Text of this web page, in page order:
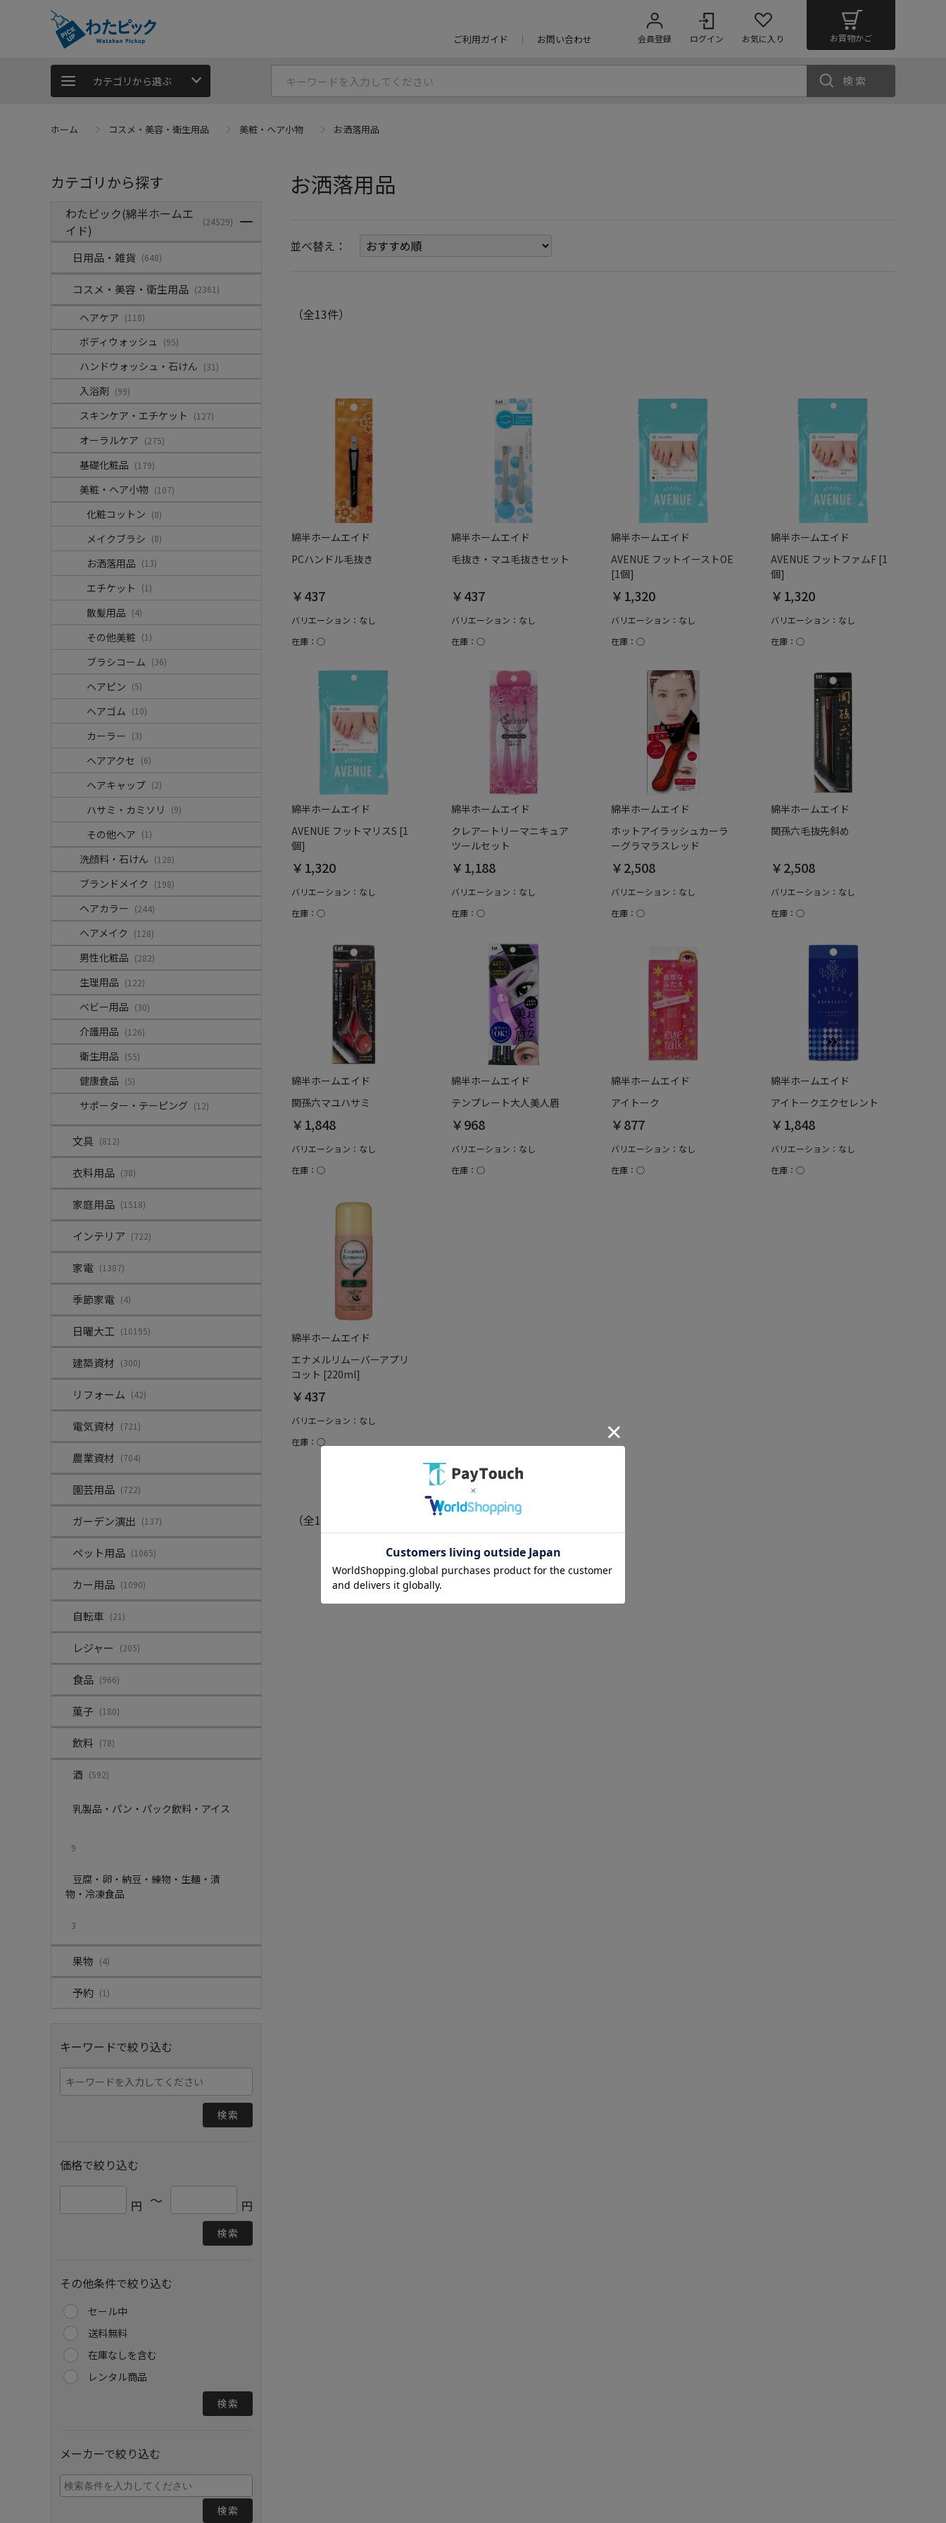
ご利用ガイド お問い合わせ 会員登録 ログイン お気に入り お買物かご
カテゴリから選ぶ 検索
ホーム コスメ・美容・衛生用品 美粧・ヘア小物 お洒落用品
カテゴリから探す
わたピック(綿半ホームエ
イド)
(24529)
日用品・雑貨 (648)
コスメ・美容・衛生用品 (2361)
ヘアケア (118)
ボディウォッシュ (95)
ハンドウォッシュ・石けん (31)
入浴剤 (99)
スキンケア・エチケット (127)
オーラルケア (275)
基礎化粧品 (179)
美粧・ヘア小物 (107)
化粧コットン (8)
メイクブラシ (8)
お洒落用品 (13)
エチケット (1)
散髪用品 (4)
その他美粧 (1)
ブラシコーム (36)
ヘアピン (5)
ヘアゴム (10)
カーラー (3)
ヘアアクセ (6)
ヘアキャップ (2)
ハサミ・カミソリ (9)
その他ヘア (1)
洗顔料・石けん (128)
ブランドメイク (198)
ヘアカラー (244)
ヘアメイク (128)
男性化粧品 (282)
生理用品 (122)
ベビー用品 (30)
介護用品 (126)
衛生用品 (55)
健康食品 (5)
サポーター・テーピング (12)
文具 (812)
衣料用品 (38)
家庭用品 (1518)
インテリア (722)
家電 (1387)
季節家電 (4)
日曜大工 (10195)
建築資材 (300)
リフォーム (42)
電気資材 (721)
農業資材 (704)
園芸用品 (722)
ガーデン演出 (137)
ペット用品 (1065)
カー用品 (1090)
自転車 (21)
レジャー (205)
食品 (966)
菓子 (180)
飲料 (78)
酒 (592)
乳製品・パン・パック飲料・アイス
9
豆腐・卵・納豆・練物・生麺・漬
物・冷凍食品
3
果物 (4)
予約 (1)
キーワードで絞り込む
検索
価格で絞り込む
円 ～ 円
検索
その他条件で絞り込む
セール中
送料無料
在庫なしを含む
レンタル商品
検索
メーカーで絞り込む
検索
お洒落用品
並べ替え：
（全13件）
綿半ホームエイド
PCハンドル毛抜き
￥437
バリエーション：なし
在庫：○
綿半ホームエイド
毛抜き・マユ毛抜きセット
￥437
バリエーション：なし
在庫：○
綿半ホームエイド
AVENUE フットイーストOE
[1個]
￥1,320
バリエーション：なし
在庫：○
綿半ホームエイド
AVENUE フットファムF [1
個]
￥1,320
バリエーション：なし
在庫：○
綿半ホームエイド
AVENUE フットマリスS [1
個]
￥1,320
バリエーション：なし
在庫：○
綿半ホームエイド
クレアートリーマニキュア
ツールセット
￥1,188
バリエーション：なし
在庫：○
綿半ホームエイド
ホットアイラッシュカーラ
ーグラマラスレッド
￥2,508
バリエーション：なし
在庫：○
綿半ホームエイド
関孫六毛抜先斜め
￥2,508
バリエーション：なし
在庫：○
綿半ホームエイド
関孫六マユハサミ
￥1,848
バリエーション：なし
在庫：○
綿半ホームエイド
テンプレート大人美人眉
￥968
バリエーション：なし
在庫：○
綿半ホームエイド
アイトーク
￥877
バリエーション：なし
在庫：○
綿半ホームエイド
アイトークエクセレント
￥1,848
バリエーション：なし
在庫：○
綿半ホームエイド
エナメルリムーバーアプリ
コット [220ml]
￥437
バリエーション：なし
在庫：○
（全13件）